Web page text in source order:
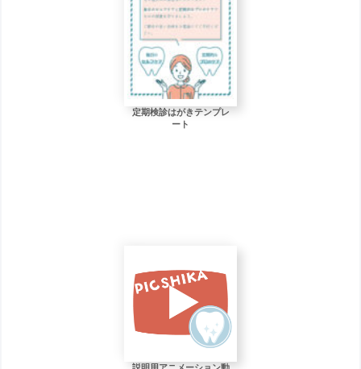
定期検診はがきテンプレ
ート